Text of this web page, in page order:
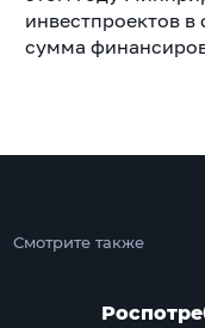
инвестпроектов
сумма
Смотрите также